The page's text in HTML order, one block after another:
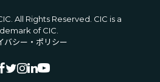
All Rights Reserved. CIC is a
of CIC.
バシー・ポリシー